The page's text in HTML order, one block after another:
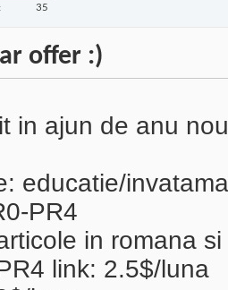
35
offer :)
in ajun de anu
educatie/
PR4
in romana
link: 2.5$/luna